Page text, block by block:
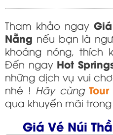
Tham khảo ngay
Nẵng nếu bạn là
khoáng nóng, thích
Đến ngay Hot
những dịch vụ vui
nhé ! Hãy cùng
qua khuyến mãi trong
Giá Vé Núi